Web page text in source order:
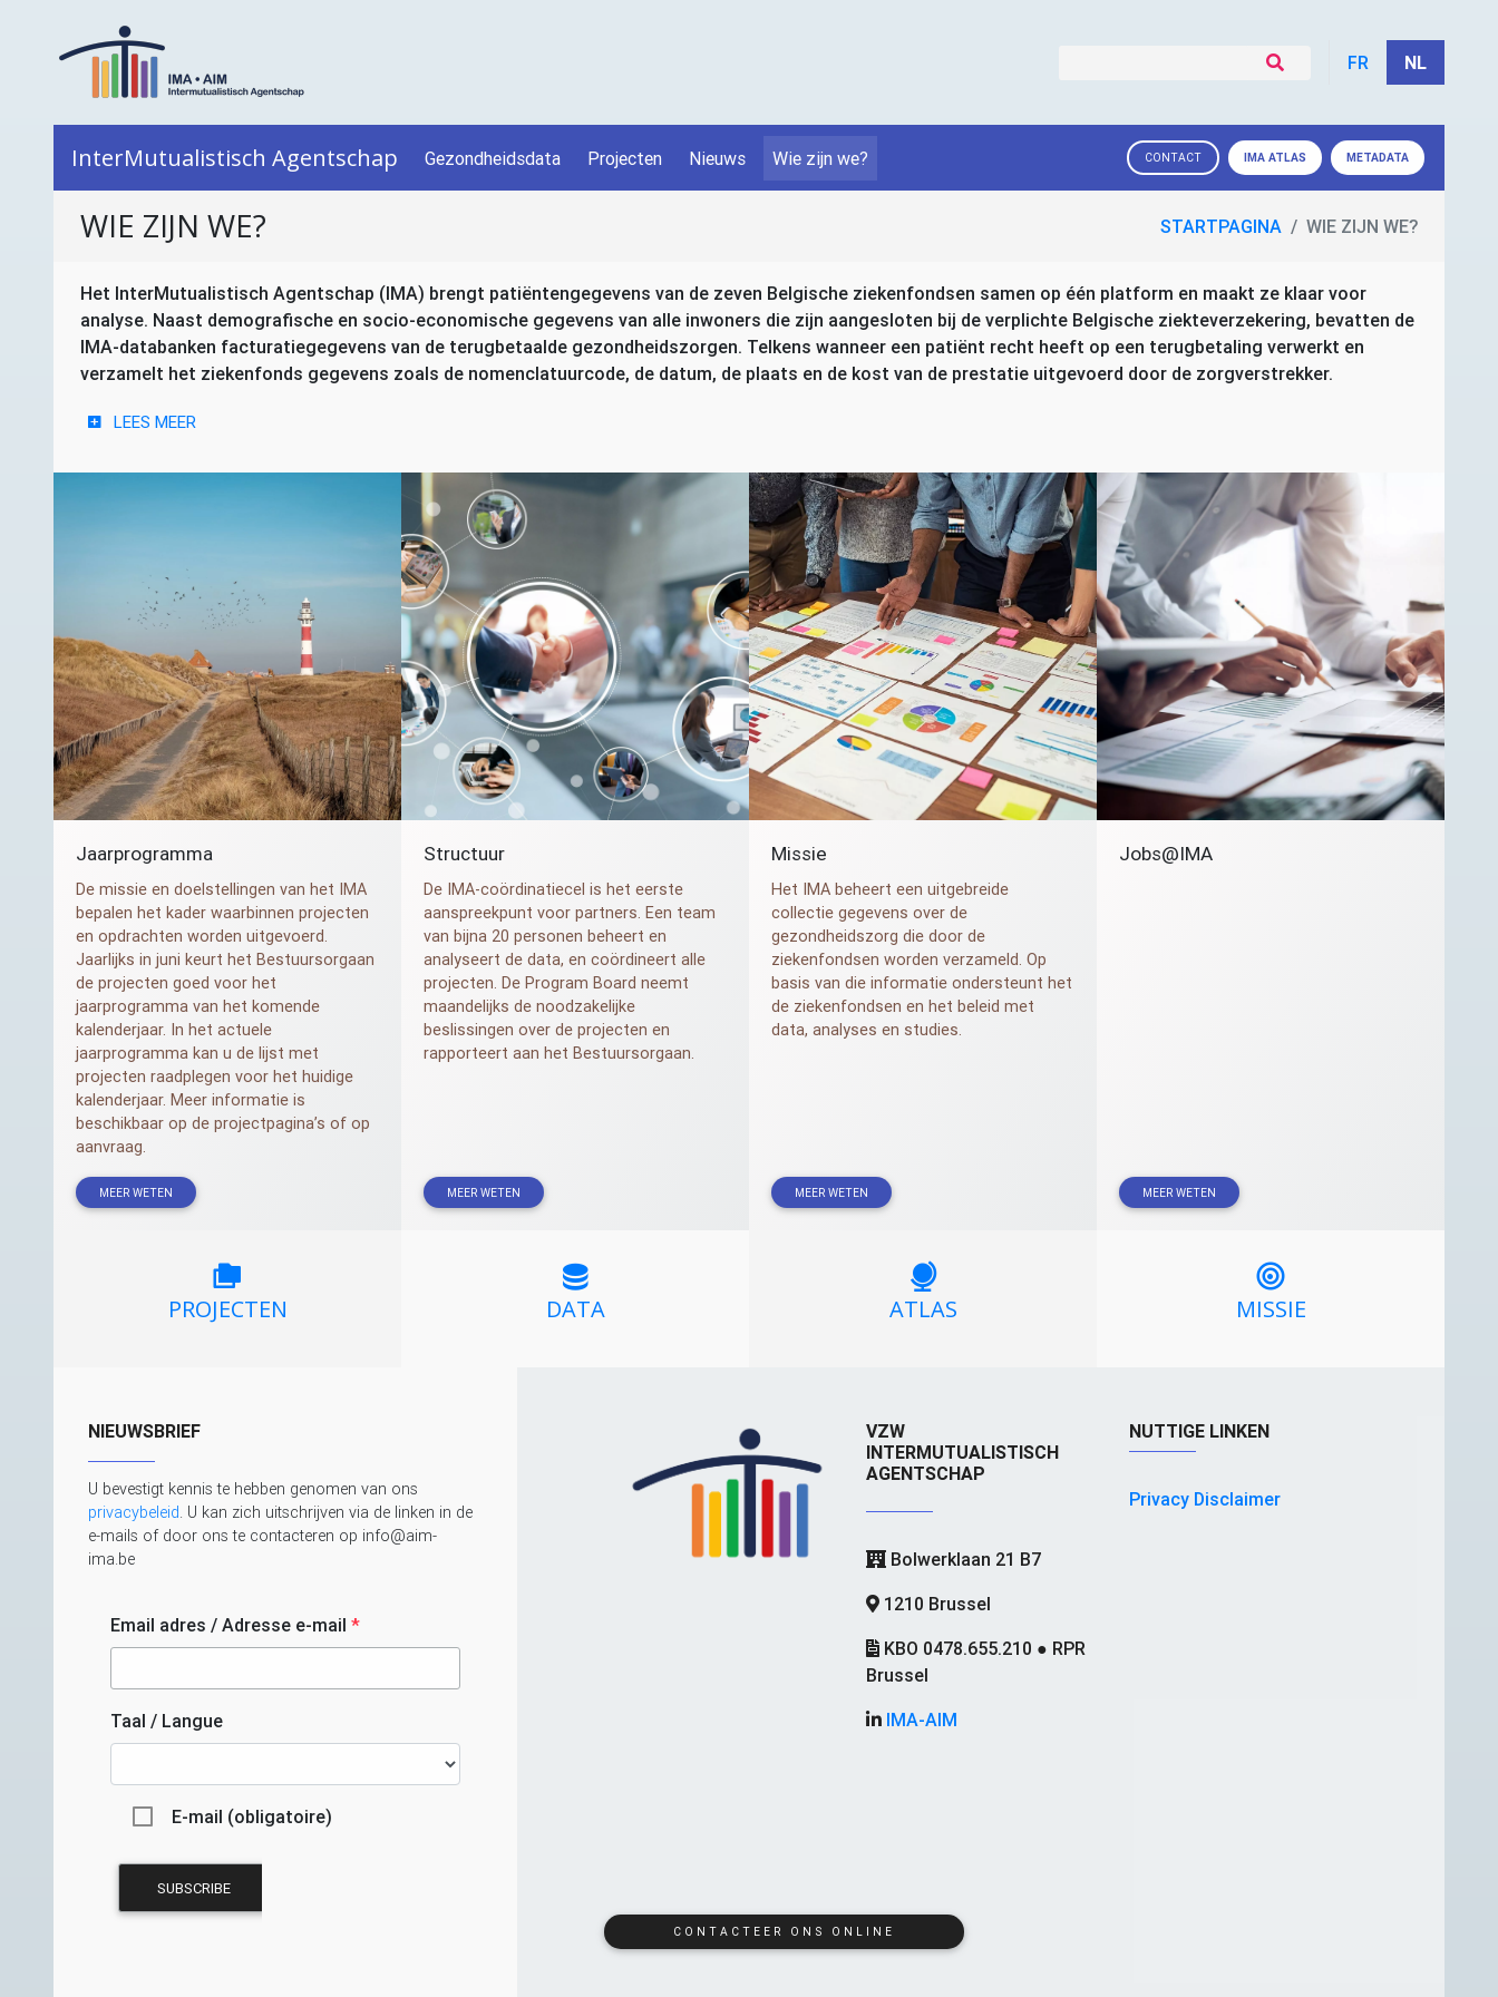
FR NL
InterMutualistisch Agentschap Gezondheidsdata Projecten Nieuws Wie zijn we? CONTACT IMA ATLAS METADATA
WIE ZIJN WE? STARTPAGINA WIE ZIJN WE?
Het InterMutualistisch Agentschap (IMA) brengt patiëntengegevens van de zeven Belgische ziekenfondsen samen op één platform en maakt ze klaar voor
analyse. Naast demografische en socio-economische gegevens van alle inwoners die zijn aangesloten bij de verplichte Belgische ziekteverzekering, bevatten de
IMA-databanken facturatiegegevens van de terugbetaalde gezondheidszorgen. Telkens wanneer een patiënt recht heeft op een terugbetaling verwerkt en
verzamelt het ziekenfonds gegevens zoals de nomenclatuurcode, de datum, de plaats en de kost van de prestatie uitgevoerd door de zorgverstrekker.
LEES MEER
Jaarprogramma
De missie en doelstellingen van het IMA
bepalen het kader waarbinnen projecten
en opdrachten worden uitgevoerd.
Jaarlijks in juni keurt het Bestuursorgaan
de projecten goed voor het
jaarprogramma van het komende
kalenderjaar. In het actuele
jaarprogramma kan u de lijst met
projecten raadplegen voor het huidige
kalenderjaar. Meer informatie is
beschikbaar op de projectpagina’s of op
aanvraag.
MEER WETEN
Structuur
De IMA-coördinatiecel is het eerste
aanspreekpunt voor partners. Een team
van bijna 20 personen beheert en
analyseert de data, en coördineert alle
projecten. De Program Board neemt
maandelijks de noodzakelijke
beslissingen over de projecten en
rapporteert aan het Bestuursorgaan.
MEER WETEN
Missie
Het IMA beheert een uitgebreide
collectie gegevens over de
gezondheidszorg die door de
ziekenfondsen worden verzameld. Op
basis van die informatie ondersteunt het
de ziekenfondsen en het beleid met
data, analyses en studies.
MEER WETEN
Jobs@IMA
MEER WETEN
PROJECTEN DATA ATLAS MISSIE
NIEUWSBRIEF
U bevestigt kennis te hebben genomen van ons
privacybeleid. U kan zich uitschrijven via de linken in de
e-mails of door ons te contacteren op info@aim-
ima.be
Email adres / Adresse e-mail *
Taal / Langue
E-mail (obligatoire)
VZW
INTERMUTUALISTISCH
AGENTSCHAP
Bolwerklaan 21 B7
1210 Brussel
KBO 0478.655.210 ● RPR
Brussel
IMA-AIM
NUTTIGE LINKEN
Privacy Disclaimer
CONTACTEER ONS ONLINE